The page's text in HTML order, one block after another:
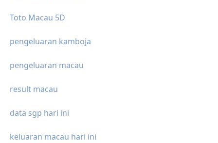
Toto Macau 5D
pengeluaran kamboja
pengeluaran macau
result macau
data sgp hari ini
keluaran macau hari ini